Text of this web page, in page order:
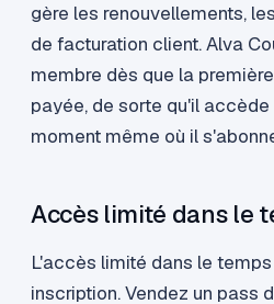
gère les renouvellements,
de facturation client. Alva
membre dès que la
payée, de sorte qu'il accède
moment même où il
Accès limité dans le
L'accès limité dans le
inscription. Vendez un pass